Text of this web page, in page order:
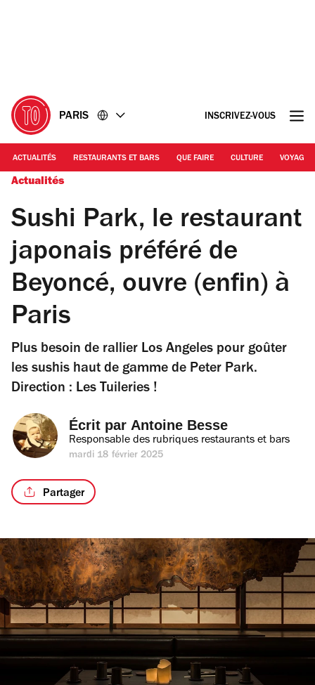
PARIS INSCRIVEZ-VOUS
ACTUALITÉS RESTAURANTS ET BARS QUE FAIRE CULTURE VOYAGE
Actualités
Sushi Park, le restaurant
japonais préféré de
Beyoncé, ouvre (enfin) à
Paris
Plus besoin de rallier Los Angeles pour goûter
les sushis haut de gamme de Peter Park.
Direction : Les Tuileries !
Écrit par Antoine Besse
Responsable des rubriques restaurants et bars
mardi 18 février 2025
Partager